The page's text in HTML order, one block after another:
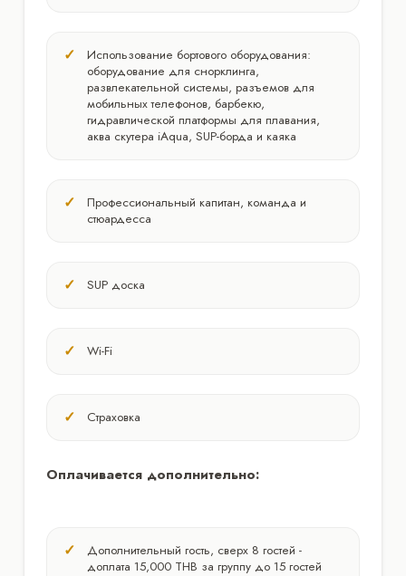
Использование бортового оборудования:
оборудование для снорклинга,
развлекательной системы, разъемов для
мобильных телефонов, барбекю,
гидравлической платформы для плавания,
аква скутера iAqua, SUP-борда и каяка
Профессиональный капитан, команда и
стюардесса
SUP доска
Wi-Fi
Страховка
Оплачивается дополнительно:
Дополнительный гость, сверх 8 гостей -
доплата 15,000 THB за группу до 15 гостей